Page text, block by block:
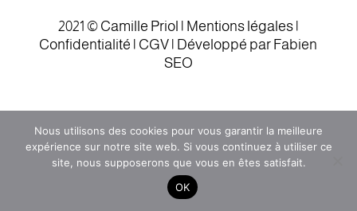
2021 © Camille Priol | Mentions légales|
Confidentialité | CGV | Développé par Fabien
SEO
Nous utilisons des cookies pour vous garantir la meilleure
expérience sur notre site web. Si vous continuez à utiliser ce
site, nous supposerons que vous en êtes satisfait.
OK